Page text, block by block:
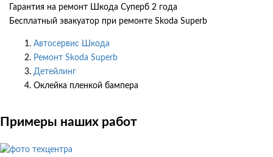
Гарантия на ремонт Шкода Суперб 2 года
Бесплатный эвакуатор при ремонте Skoda Superb
Автосервис Шкода
Ремонт Skoda Superb
Детейлинг
Оклейка пленкой бампера
Примеры наших работ